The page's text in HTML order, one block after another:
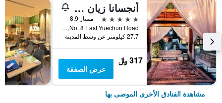
أنجسانا زيان لينتونج
5 نجوم
ممتاز 8.9
No. 8 East Yuechun Road, زيان, الصين
27.7 كيلومتر عن وسط المدينة
317 ﷼
عرض الصفقة
مشاهدة الفنادق الأخرى الموصى بها